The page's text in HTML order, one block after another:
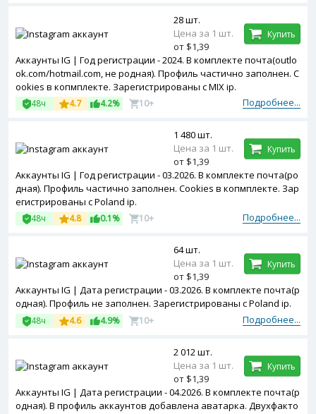
Аккаунты IG | Год регистрации - 2024. В комплекте почта(outlo
ok.com/hotmail.com, не родная). Профиль частично заполнен. C
ookies в копмплекте. Зарегистрированы с MIX ip.
Подробнее...
48ч 4.7 4.2% 10+
28 шт.
Цена за 1 шт.
от $1,39
Купить
Аккаунты IG | Год регистрации - 03.2026. В комплекте почта(ро
дная). Профиль частично заполнен. Cookies в копмплекте. Зар
егистрированы с Poland ip.
Подробнее...
48ч 4.8 0.1% 10+
1 480 шт.
Цена за 1 шт.
от $1,39
Купить
Аккаунты IG | Дата регистрации - 03.2026. В комплекте почта(р
одная). Профиль не заполнен. Зарегистрированы с Poland ip.
Подробнее...
48ч 4.6 4.9% 10+
64 шт.
Цена за 1 шт.
от $1,39
Купить
Аккаунты IG | Дата регистрации - 04.2026. В комплекте почта(р
одная). В профиль аккаунтов добавлена аватарка. Двухфакто
2 012 шт.
Цена за 1 шт.
от $1,39
Купить